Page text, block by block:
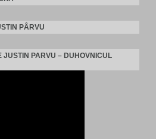
PÂRVU
JUSTIN PARVU – DUHOVNICUL